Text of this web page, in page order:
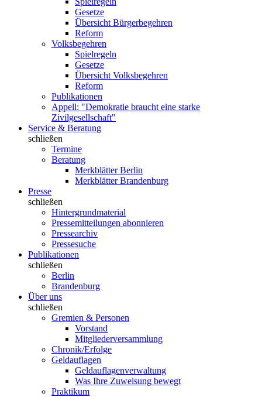
Gesetze
Übersicht Bürgerbegehren
Reform
Volksbegehren
Spielregeln
Gesetze
Übersicht Volksbegehren
Reform
Publikationen
Appell: "Demokratie braucht eine starke
Zivilgesellschaft"
Service & Beratung
schließen
Termine
Beratung
Merkblätter Berlin
Merkblätter Brandenburg
Presse
schließen
Hintergrundmaterial
Pressemitteilungen abonnieren
Pressearchiv
Pressesuche
Publikationen
schließen
Berlin
Brandenburg
Über uns
schließen
Gremien & Personen
Vorstand
Mitgliederversammlung
Chronik/Erfolge
Geldauflagen
Geldauflagenverwaltung
Was Ihre Zuweisung bewegt
Praktikum